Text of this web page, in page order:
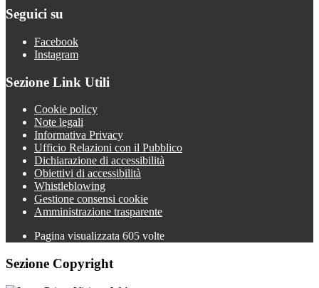
Seguici su
Facebook
Instagram
Sezione Link Utili
Cookie policy
Note legali
Informativa Privacy
Ufficio Relazioni con il Pubblico
Dichiarazione di accessibilità
Obiettivi di accessibilità
Whistleblowing
Gestione consensi cookie
Amministrazione trasparente
Pagina visualizzata 605 volte
Sezione Copyright